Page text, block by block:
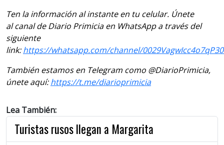
Ten la información al instante en tu celular. Únete
al canal de Diario Primicia en WhatsApp a través del
siguiente
link:https://whatsapp.com/channel/
También estamos en Telegram como @DiarioPrimicia,
únete aquí:https://t.me/diarioprimicia
Lea También:
Turistas rusos llegan a Margarita